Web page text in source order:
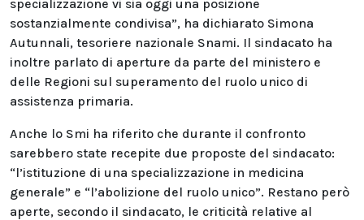
specializzazione vi sia oggi una posizione
sostanzialmente condivisa”, ha dichiarato Simona
Autunnali, tesoriere nazionale Snami. Il sindacato ha
inoltre parlato di aperture da parte del ministero e
delle Regioni sul superamento del ruolo unico di
assistenza primaria.
Anche lo Smi ha riferito che durante il confronto
sarebbero state recepite due proposte del sindacato:
“l’istituzione di una specializzazione in medicina
generale” e “l’abolizione del ruolo unico”. Restano però
aperte, secondo il sindacato, le criticità relative al